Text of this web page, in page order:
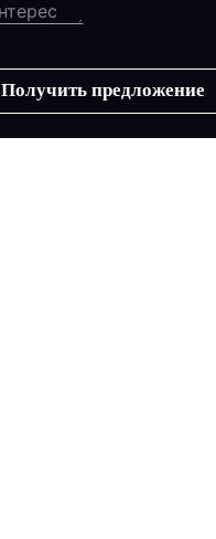
Получить предложение